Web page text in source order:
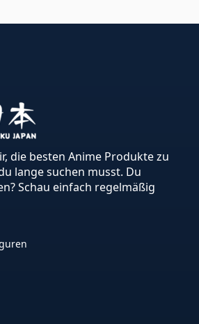
die besten Anime Produkte zu
lange suchen musst. Du
Schau einfach regelmäßig